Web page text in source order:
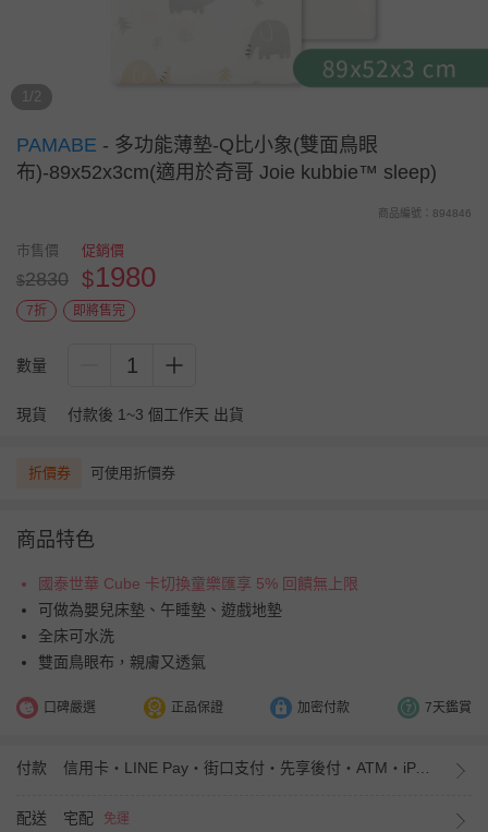
1/2
PAMABE - 多功能薄墊-Q比小象(雙面鳥眼
布)-89x52x3cm(適用於奇哥 Joie kubbie™ sleep)
商品編號：894846
市售價
$2830
促銷價
$1980
7折 即將售完
數量 1
現貨 付款後 1~3 個工作天 出貨
折價券 可使用折價券
商品特色
國泰世華 Cube 卡切換童樂匯享 5% 回饋無上限
可做為嬰兒床墊、午睡墊、遊戲地墊
全床可水洗
雙面鳥眼布，親膚又透氣
口碑嚴選 正品保證 加密付款 7天鑑賞
付款 信用卡・LINE Pay・街口支付・先享後付・ATM・iPASS MONEY
配送 宅配 免運